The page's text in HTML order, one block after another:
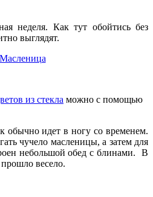
неделя. Как тут обойтись без
выглядят.
из стекла можно с помощью
обычно идет в ногу со временем.
чучело масленицы, а затем для
небольшой обед с блинами. В
весело.